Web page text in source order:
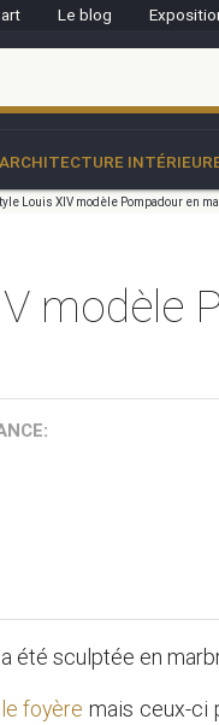
Le blog
ARCHITECTURE
Louis XIV modèle Pompadour en
modèle
a été sculptée en
foyère mais ceux-ci